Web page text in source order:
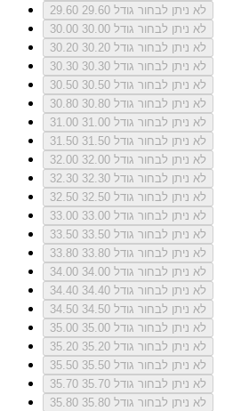
29.60
לא ניתן לבחור גודל 29.60
30.00
לא ניתן לבחור גודל 30.00
30.20
לא ניתן לבחור גודל 30.20
30.30
לא ניתן לבחור גודל 30.30
30.50
לא ניתן לבחור גודל 30.50
30.80
לא ניתן לבחור גודל 30.80
31.00
לא ניתן לבחור גודל 31.00
31.50
לא ניתן לבחור גודל 31.50
32.00
לא ניתן לבחור גודל 32.00
32.30
לא ניתן לבחור גודל 32.30
32.50
לא ניתן לבחור גודל 32.50
33.00
לא ניתן לבחור גודל 33.00
33.50
לא ניתן לבחור גודל 33.50
33.80
לא ניתן לבחור גודל 33.80
34.00
לא ניתן לבחור גודל 34.00
34.40
לא ניתן לבחור גודל 34.40
34.50
לא ניתן לבחור גודל 34.50
35.00
לא ניתן לבחור גודל 35.00
35.20
לא ניתן לבחור גודל 35.20
35.50
לא ניתן לבחור גודל 35.50
35.70
לא ניתן לבחור גודל 35.70
35.80
לא ניתן לבחור גודל 35.80